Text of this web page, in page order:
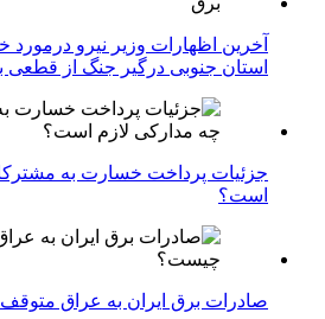
استان جنوبی درگیر جنگ از قطعی
جزئیات پرداخت خسارت به
است؟
صادرات برق ایران به عراق